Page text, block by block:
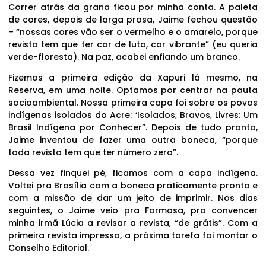
Correr atrás da grana ficou por minha conta. A paleta
de cores, depois de larga prosa, Jaime fechou questão
– “nossas cores vão ser o vermelho e o amarelo, porque
revista tem que ter cor de luta, cor vibrante” (eu queria
verde-floresta). Na paz, acabei enfiando um branco.
Fizemos a primeira edição da Xapuri lá mesmo, na
Reserva, em uma noite. Optamos por centrar na pauta
socioambiental. Nossa primeira capa foi sobre os povos
indígenas isolados do Acre: ‘Isolados, Bravos, Livres: Um
Brasil Indígena por Conhecer”. Depois de tudo pronto,
Jaime inventou de fazer uma outra boneca, “porque
toda revista tem que ter número zero”.
Dessa vez finquei pé, ficamos com a capa indígena.
Voltei pra Brasília com a boneca praticamente pronta e
com a missão de dar um jeito de imprimir. Nos dias
seguintes, o Jaime veio pra Formosa, pra convencer
minha irmã Lúcia a revisar a revista, “de grátis”. Com a
primeira revista impressa, a próxima tarefa foi montar o
Conselho Editorial.